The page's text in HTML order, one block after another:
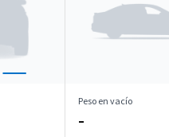
Peso en vacío
–